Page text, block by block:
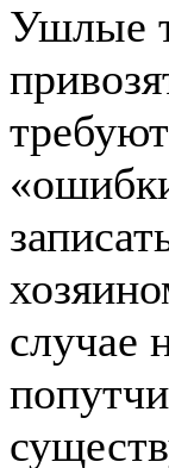
Ушлые
случае